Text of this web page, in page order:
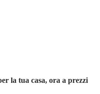
la tua casa, ora a prezzi